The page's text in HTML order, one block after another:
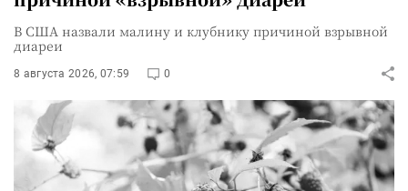
В США назвали малину и клубнику причиной взрывной
диареи
8 августа 2026, 07:59 0